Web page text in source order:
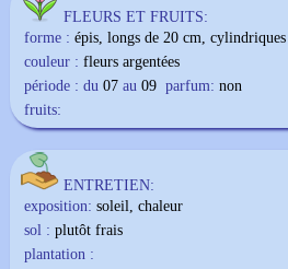
FLEURS ET FRUITS:
forme : épis, longs de 20 cm, cylindriques
couleur : fleurs argentées
période : du 07 au 09 parfum: non
fruits:
ENTRETIEN:
exposition: soleil, chaleur
sol : plutôt frais
plantation :